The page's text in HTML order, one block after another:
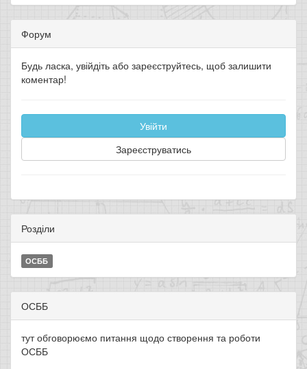
Форум
Будь ласка, увійдіть або зареєструйтесь, щоб залишити
коментар!
Увійти
Зареєструватись
Розділи
ОСББ
ОСББ
тут обговорюємо питання щодо створення та роботи
ОСББ